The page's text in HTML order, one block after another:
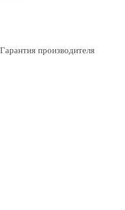
Гарантия производителя